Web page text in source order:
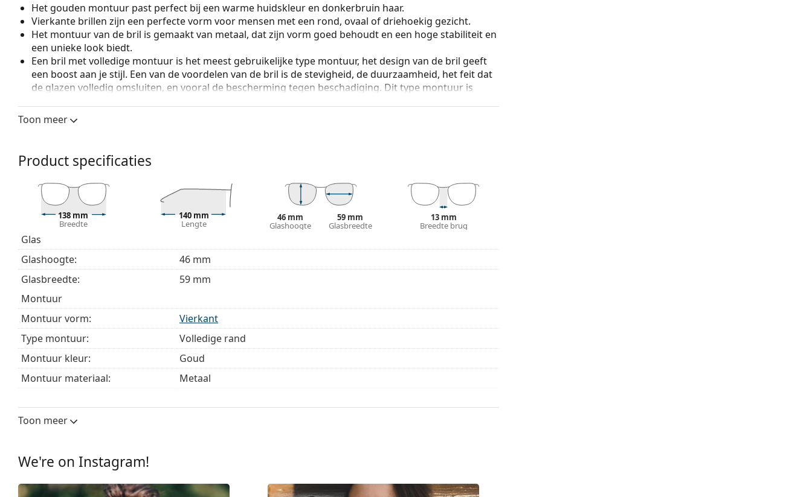
Het gouden montuur past perfect bij een warme huidskleur en donkerbruin haar.
Vierkante brillen zijn een perfecte vorm voor mensen met een rond, ovaal of driehoekig gezicht.
Het montuur van de bril is gemaakt van metaal, dat zijn vorm goed behoudt en een hoge stabiliteit en
een unieke look biedt.
Een bril met volledige montuur is het meest gebruikelijke type montuur, het design van de bril geeft
een boost aan je stijl. Een van de voordelen van de bril is de stevigheid, de duurzaamheid, het feit dat
de glazen volledig omsluiten, en vooral de bescherming tegen beschadiging. Dit type montuur is
mogelijk. De neuspads passen zich aan de vorm van de neus aan en zorgen zo voor meer
om schade of breuk door ondeskundige behandeling te voorkomen.
Wij leveren de brillen in een originele hoes. De kleur van de koker en het ontwerp kunnen variëren.
Het meegeleverde doekje is ideaal voor het reinigen en verzorgen van zonnebrillen. Sommige
modellen worden geleverd met een stoffen zakje in plaats van een doekje.
Bekijk het volledige assortiment
bij het kiezen.
Het is een medisch hulpmiddel. Lees de instructies voor gebruik.
Toon meer
Product specificaties
138 mm
Breedte
140 mm
Lengte
46 mm
Glashoogte
59 mm
Glasbreedte
13 mm
Breedte brug
Glas
Glashoogte:
46 mm
Glasbreedte:
59 mm
montuur
Montuur vorm:
Vierkant
Type montuur:
Volledige rand
Montuur kleur:
Goud
Montuur materiaal:
Metaal
Breedte:
Breedte brug:
Toon meer
We're on Instagram!